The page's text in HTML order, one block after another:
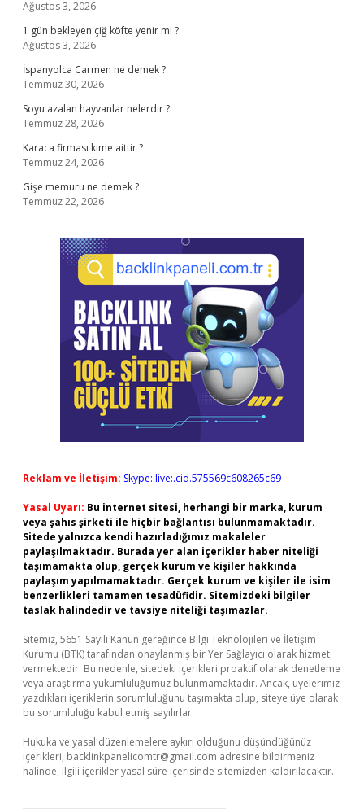
Ağustos 3, 2026
1 gün bekleyen çiğ köfte yenir mi ?
Ağustos 3, 2026
İspanyolca Carmen ne demek ?
Temmuz 30, 2026
Soyu azalan hayvanlar nelerdir ?
Temmuz 28, 2026
Karaca firması kime aittir ?
Temmuz 24, 2026
Gişe memuru ne demek ?
Temmuz 22, 2026
Reklam ve İletişim: Skype: live:.cid.575569c608265c69
Yasal Uyarı: Bu internet sitesi, herhangi bir marka, kurum
veya şahıs şirketi ile hiçbir bağlantısı bulunmamaktadır.
Sitede yalnızca kendi hazırladığımız makaleler
paylaşılmaktadır. Burada yer alan içerikler haber niteliği
taşımamakta olup, gerçek kurum ve kişiler hakkında
paylaşım yapılmamaktadır. Gerçek kurum ve kişiler ile isim
benzerlikleri tamamen tesadüfidir. Sitemizdeki bilgiler
taslak halindedir ve tavsiye niteliği taşımazlar.
Sitemiz, 5651 Sayılı Kanun gereğince Bilgi Teknolojileri ve İletişim
Kurumu (BTK) tarafından onaylanmış bir Yer Sağlayıcı olarak hizmet
vermektedir. Bu nedenle, sitedeki içerikleri proaktif olarak denetleme
veya araştırma yükümlülüğümüz bulunmamaktadır. Ancak, üyelerimiz
yazdıkları içeriklerin sorumluluğunu taşımakta olup, siteye üye olarak
bu sorumluluğu kabul etmiş sayılırlar.
Hukuka ve yasal düzenlemelere aykırı olduğunu düşündüğünüz
içerikleri, backlinkpanelicomtr@gmail.com adresine bildirmeniz
halinde, ilgili içerikler yasal süre içerisinde sitemizden kaldırılacaktır.